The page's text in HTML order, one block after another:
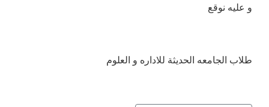
و عليه نوقع
طلاب الجامعه الحديثة للاداره و العلوم